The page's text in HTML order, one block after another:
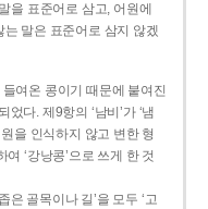
을 표준어로 삼고, 어원에
말은 표준어로 삼지 않겠
들여온 콩이기 때문에 붙여진
었다. 제9항의 ‘남비’가 ‘냄
을 인식하지 않고 변한 형
‘강낭콩’으로 쓰게 한 것
은 골목이나 길’을 모두 ‘고